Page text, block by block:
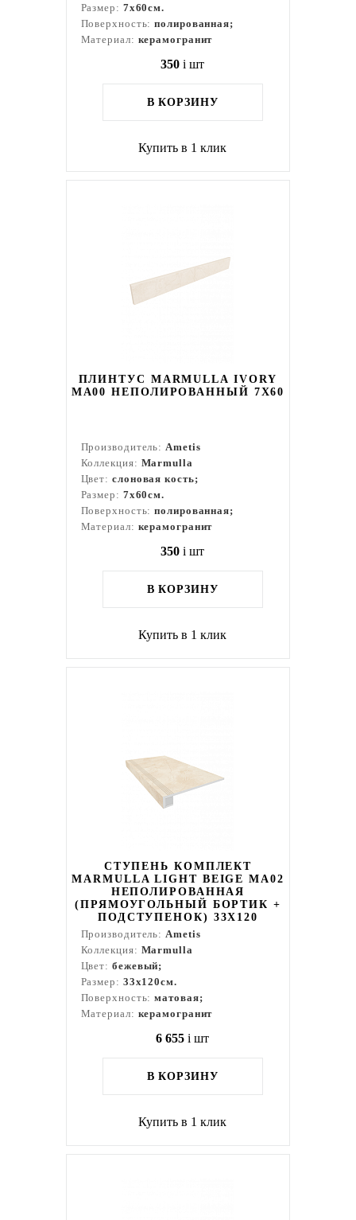
Размер: 7x60см.
Поверхность:полированная;
Материал: керамогранит
350 i шт
В КОРЗИНУ
Купить в 1 клик
ПЛИНТУС MARMULLA IVORY
MA00 НЕПОЛИРОВАННЫЙ 7X60
Производитель:Ametis
Коллекция: Marmulla
Цвет: слоновая кость;
Размер: 7x60см.
Поверхность:полированная;
Материал: керамогранит
350 i шт
В КОРЗИНУ
Купить в 1 клик
СТУПЕНЬ КОМПЛЕКТ
MARMULLA LIGHT BEIGE MA02
НЕПОЛИРОВАННАЯ
(ПРЯМОУГОЛЬНЫЙ БОРТИК +
ПОДСТУПЕНОК) 33X120
Производитель:Ametis
Коллекция: Marmulla
Цвет: бежевый;
Размер: 33x120см.
Поверхность:матовая;
Материал: керамогранит
6 655 i шт
В КОРЗИНУ
Купить в 1 клик